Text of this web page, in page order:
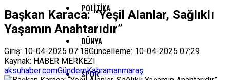
POLITIKA
DÜNYA
SPOR
Başkan Karaca: “Yeşil Alanlar, Sağlıklı
Yaşamın Anahtarıdır”
Giriş: 10-04-2025 07:18Güncelleme: 10-04-2025 07:29
Kaynak: HABER MERKEZI
aksuhaber.comGündemKahramanmaraş